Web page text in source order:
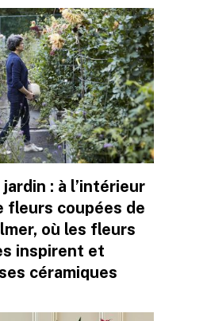
: à l’intérieur
fleurs coupées de
où les fleurs
inspirent et
céramiques